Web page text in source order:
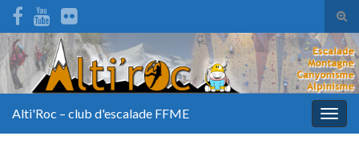
Alti'Roc – club d'escalade FFME